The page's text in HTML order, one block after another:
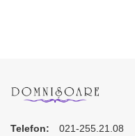
Telefon:
021-255.21.08